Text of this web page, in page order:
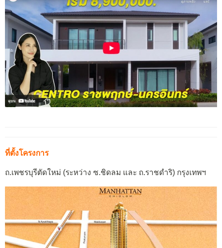
ที่ตั้งโครงการ
ถ.เพชรบุรีตัดใหม่ (ระหว่าง ซ.ชิดลม และ ถ.ราชดำริ) กรุงเทพฯ